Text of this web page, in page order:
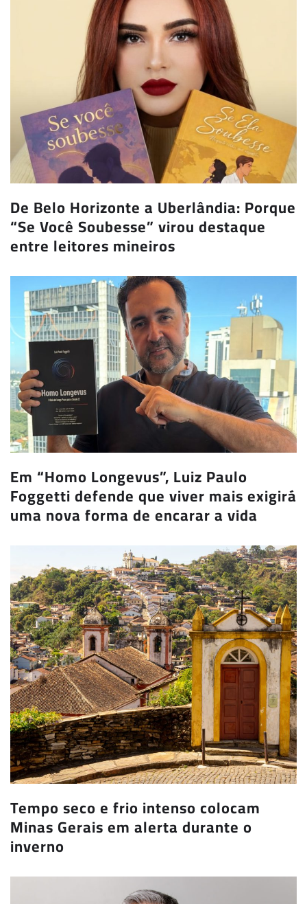
De Belo Horizonte a Uberlândia: Porque
“Se Você Soubesse” virou destaque
entre leitores mineiros
Em “Homo Longevus”, Luiz Paulo
Foggetti defende que viver mais exigirá
uma nova forma de encarar a vida
Tempo seco e frio intenso colocam
Minas Gerais em alerta durante o
inverno